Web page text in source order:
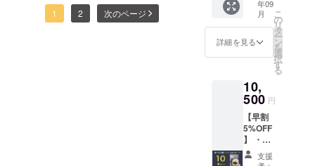
オブ・スパイス」さま、各
の観光客が訪れます。その
美しさから、“南伊豆の夏の
の田子地区でしか製造され
ておらず、絶滅危惧食材と
き、メディアでもご紹介を
1 2 次のページ
礼の
メッ
セージ
・送料
200g）
×６食
セット
・特製
ソトレ
シピス
カー
（商品
サイ
ズ：
8cm×8
cm、数
量：1
枚） ・
年09
月
詳細を見る
こ
の
リ
タ
ー
ン
を
選
択
す
る
10,
500 円
【早割
5%OFF
】 ・伊
豆の極
めし支援